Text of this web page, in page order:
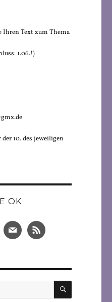
Ihren Text zum Thema
1.06.!)
10. des jeweiligen
OK
SUCHEN